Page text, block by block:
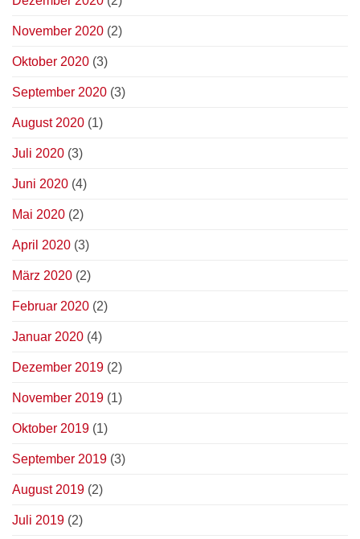
November 2020 (2)
Oktober 2020 (3)
September 2020 (3)
August 2020 (1)
Juli 2020 (3)
Juni 2020 (4)
Mai 2020 (2)
April 2020 (3)
März 2020 (2)
Februar 2020 (2)
Januar 2020 (4)
Dezember 2019 (2)
November 2019 (1)
Oktober 2019 (1)
September 2019 (3)
August 2019 (2)
Juli 2019 (2)